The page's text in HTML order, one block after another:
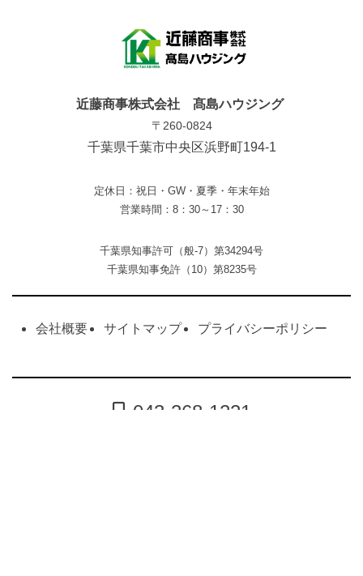
近藤商事株式会社 髙島ハウジング
〒260-0824
千葉県千葉市中央区浜野町194-1
定休日：祝日・GW・夏季・年末年始
営業時間：8：30～17：30
千葉県知事許可（般-7）第34294号
千葉県知事免許（10）第8235号
会社概要 サイトマップ プライバシーポリシー
043-268-1221